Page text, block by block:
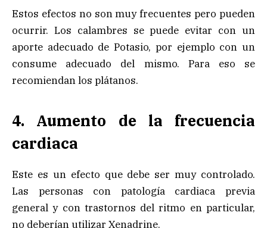
Estos efectos no son muy frecuentes pero pueden
ocurrir. Los calambres se puede evitar con un
aporte adecuado de Potasio, por ejemplo con un
consume adecuado del mismo. Para eso se
recomiendan los plátanos.
4. Aumento de la frecuencia
cardiaca
Este es un efecto que debe ser muy controlado.
Las personas con patología cardiaca previa
general y con trastornos del ritmo en particular,
no deberían utilizar Xenadrine.